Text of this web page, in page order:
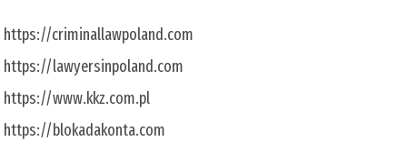
https://criminallawpoland.com
https://lawyersinpoland.com
https://www.kkz.com.pl
https://blokadakonta.com